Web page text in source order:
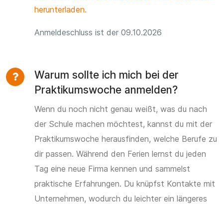
herunterladen.
Anmeldeschluss ist der 09.10.2026
Warum sollte ich mich bei der
Praktikumswoche anmelden?
Wenn du noch nicht genau weißt, was du nach
der Schule machen möchtest, kannst du mit der
Praktikumswoche herausfinden, welche Berufe zu
dir passen. Während den Ferien lernst du jeden
Tag eine neue Firma kennen und sammelst
praktische Erfahrungen. Du knüpfst Kontakte mit
Unternehmen, wodurch du leichter ein längeres